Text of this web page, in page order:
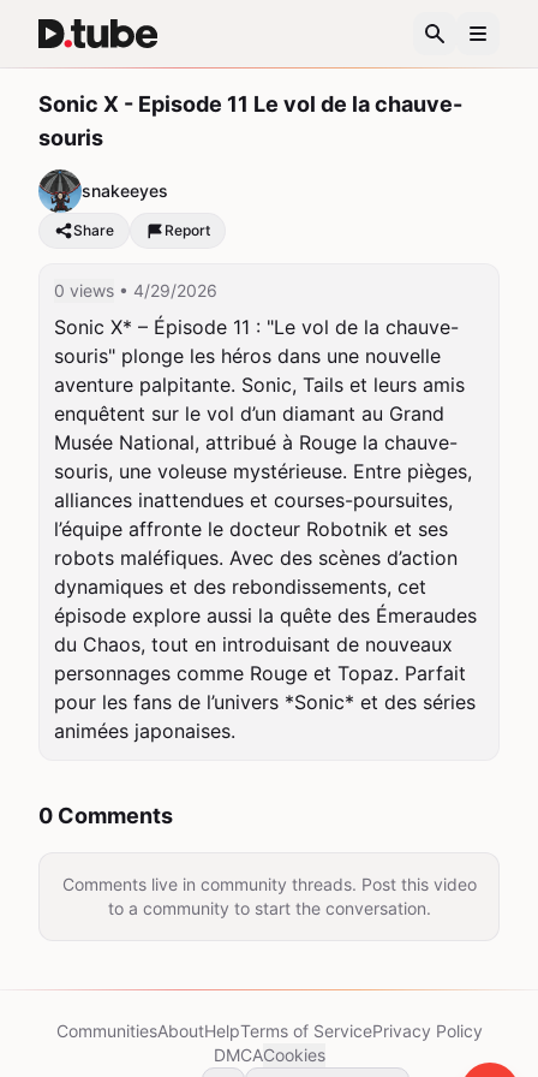
Sonic X - Episode 11 Le vol de la chauve-
souris
snakeeyes
Share Report
0 views • 4/29/2026
Sonic X* – Épisode 11 : "Le vol de la chauve-
souris" plonge les héros dans une nouvelle
aventure palpitante. Sonic, Tails et leurs amis
enquêtent sur le vol d’un diamant au Grand
Musée National, attribué à Rouge la chauve-
souris, une voleuse mystérieuse. Entre pièges,
alliances inattendues et courses-poursuites,
l’équipe affronte le docteur Robotnik et ses
robots maléfiques. Avec des scènes d’action
dynamiques et des rebondissements, cet
épisode explore aussi la quête des Émeraudes
du Chaos, tout en introduisant de nouveaux
personnages comme Rouge et Topaz. Parfait
pour les fans de l’univers *Sonic* et des séries
animées japonaises.
0 Comments
Comments live in community threads. Post this video
to a community to start the conversation.
CommunitiesAboutHelpTerms of ServicePrivacy Policy
DMCACookies